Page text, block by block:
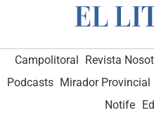
Campolitoral Revista
Podcasts Mirador Provincial
Notife